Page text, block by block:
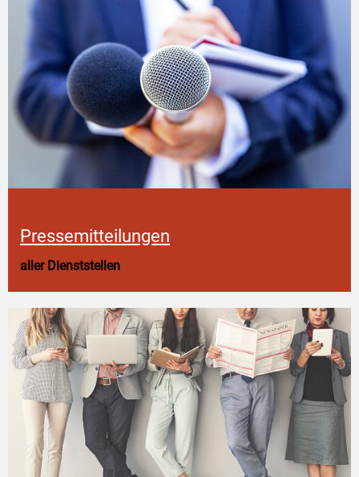
Pressemitteilungen
aller Dienststellen